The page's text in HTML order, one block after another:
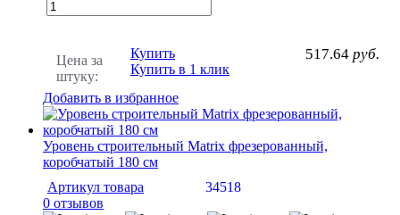
Цена за
штуку:
517.64 руб.
Купить
Купить в 1 клик
Добавить в избранное
Уровень строительный Matrix фрезерованный,
коробчатый 180 см
Артикул товара
34518
0 отзывов